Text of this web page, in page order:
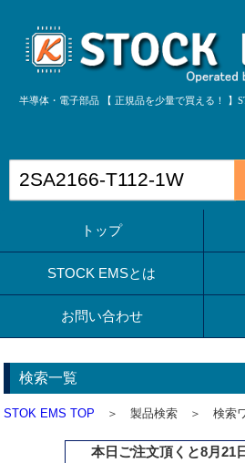
半導体・電子部品 【 正規品を少量で買える！ 】
トップ
STOCK EMSとは
お問い合わせ
検索一覧
STOK EMS TOP ＞ 製品検索 ＞ 検索ワ
本日ご注文頂くと8月21